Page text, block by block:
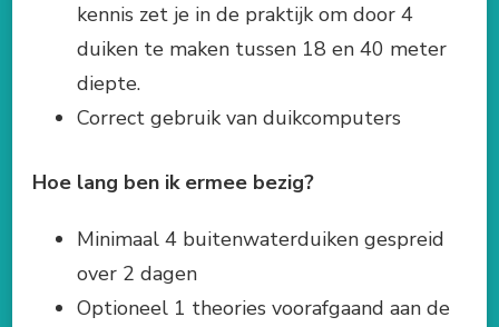
kennis zet je in de praktijk om door 4
duiken te maken tussen 18 en 40 meter
diepte.
Correct gebruik van duikcomputers
Hoe lang ben ik ermee bezig?
Minimaal 4 buitenwaterduiken gespreid
over 2 dagen
Optioneel 1 theories voorafgaand aan de